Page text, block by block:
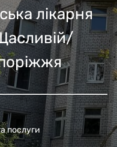
лікарня
послуги